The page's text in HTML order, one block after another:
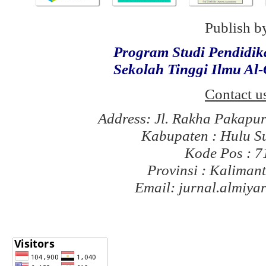
Publish
Program Studi
Sekolah Tinggi Ilmu
Contact
Address: Jl. Rakha
Kabupaten : Hulu
Kode Pos :
Provinsi :
Email: